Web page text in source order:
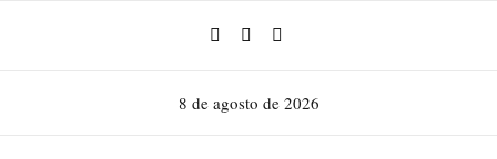
8 de agosto de 2026